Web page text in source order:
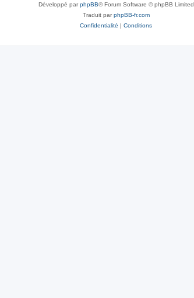
Développé parphpBB® Forum Software © phpBB Limited
Traduit parphpBB-fr.com
Confidentialité | Conditions